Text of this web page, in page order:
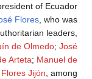
president of
Juan José Flores
several authoritarian
José Joaquín de
José de Arteta;
Antonio Flores Jijón